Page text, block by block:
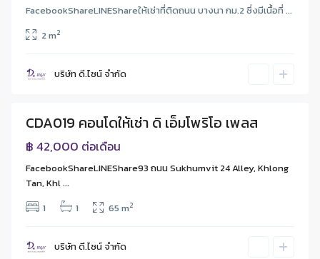
FacebookShareLINEShareให้เช่าที่ติดถนน บางนา กม.2 ซึ่งมีเนื้อที่ ...
2 m2
บริษัท ดี.ไซน์ จํากัด
CDA019 คอนโดให้เช่า ดิ เอ็มโพริโอ เพลส
฿ 42,000 ต่อเดือน
FacebookShareLINEShare93 ถนน Sukhumvit 24 Alley, Khlong
Tan, Khl ...
1
1 65 m2
บริษัท ดี.ไซน์ จํากัด
ก
ง
ท